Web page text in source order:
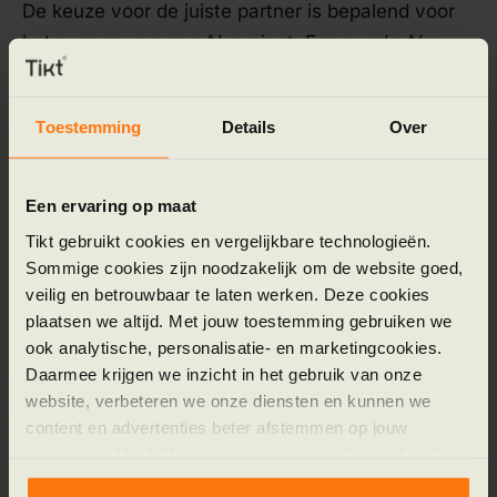
Toestemming Details Over
Een ervaring op maat
Tikt gebruikt cookies en vergelijkbare technologieën.
Sommige cookies zijn noodzakelijk om de website goed,
veilig en betrouwbaar te laten werken. Deze cookies
plaatsen we altijd. Met jouw toestemming gebruiken we
ook analytische, personalisatie- en marketingcookies.
Daarmee krijgen we inzicht in het gebruik van onze
website, verbeteren we onze diensten en kunnen we
content en advertenties beter afstemmen op jouw
externe partners.
De keuze voor de juiste partner is bepalend voor
het succes van een AI-project. Een goede AI
implementatie partner denkt strategisch mee en
oplossingen daadwerkelijk te realiseren. Het is
verstandig om een AI expert in te huren die niet
alleen de technologie begrijpt, maar ook de
bij het bouwen van een businesscase en het
aantonen van de return on investment.
Organisaties die willen starten met het verkennen
van hun mogelijkheden, kunnen eengratis sessie
inplannen om de eerste stappen te zetten. Een
goede samenwerking is gebaseerd op vertrouwen